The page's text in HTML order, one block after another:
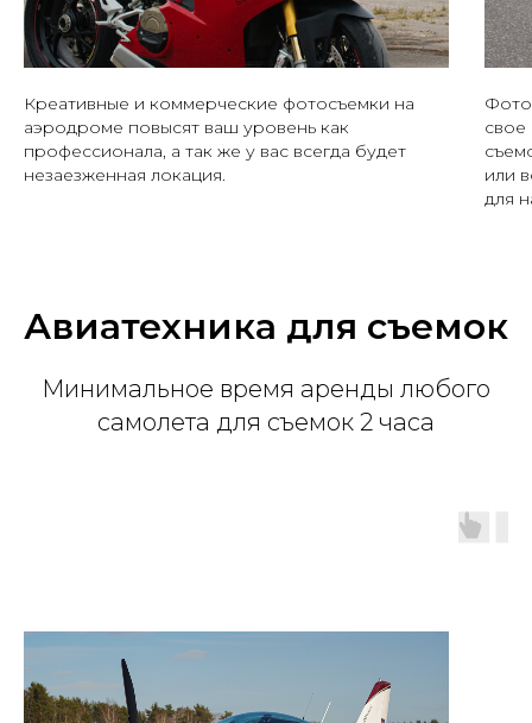
Креативные и коммерческие фотосъемки на
аэродроме повысят ваш уровень как
профессионала, а так же у вас всегда будет
незаезженная локация.
свое
или
для
Авиатехника для съемок
Минимальное время аренды любого
самолета для съемок 2 часа